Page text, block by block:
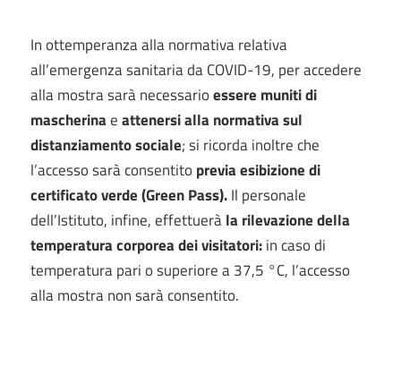
In ottemperanza alla normativa relativa
all’emergenza sanitaria da COVID-19, per accedere
alla mostra sarà necessarioessere muniti di
mascherinaeattenersi alla normativa sul
distanziamento sociale; si ricorda inoltre che
l’accesso sarà consentito previa esibizione di
certificato verde (Green Pass).Il personale
dell’Istituto, infine, effettueràla rilevazione della
temperatura corporea dei visitatori:in caso di
temperatura pari o superiore a 37,5 °C, l’accesso
alla mostra non sarà consentito.